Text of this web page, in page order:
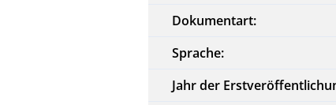
Dokumentart:
Sprache:
Jahr der